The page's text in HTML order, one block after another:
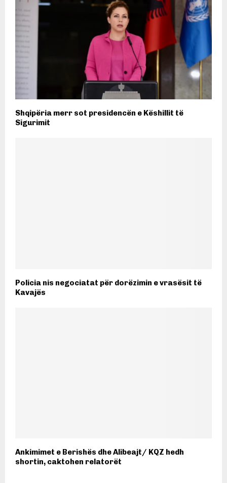
Shqipëria merr sot presidencën e Këshillit të
Sigurimit
Policia nis negociatat për dorëzimin e vrasësit të
Kavajës
Ankimimet e Berishës dhe Alibeajt/ KQZ hedh
shortin, caktohen relatorët